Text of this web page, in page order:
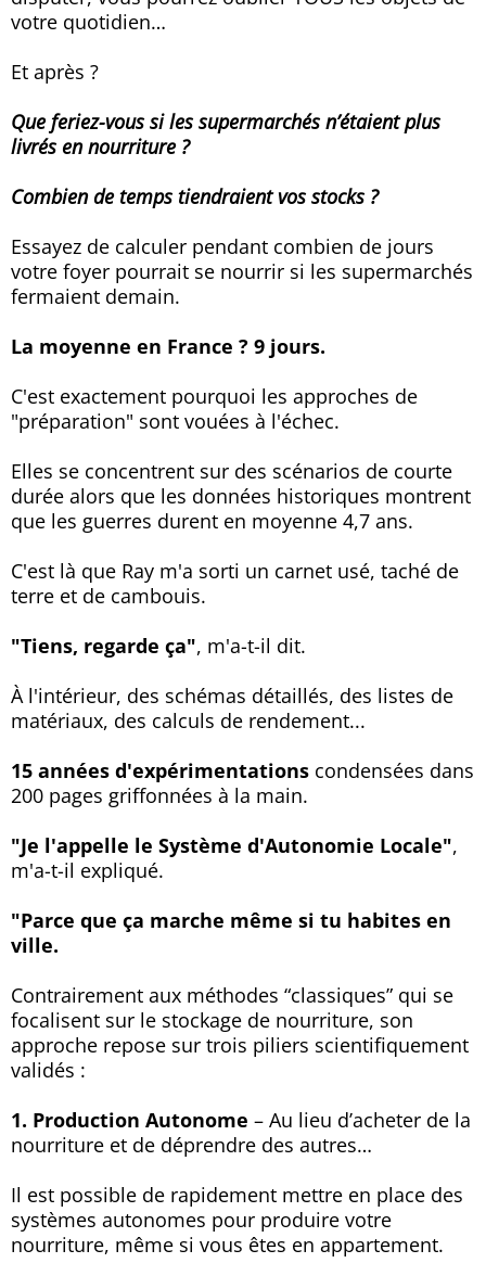
votre quotidien…
Et après ?
Que feriez-vous si les supermarchés n’étaient plus
livrés en nourriture ?
Combien de temps tiendraient vos stocks ?
Essayez de calculer pendant combien de jours
votre foyer pourrait se nourrir si les supermarchés
fermaient demain.
La moyenne en France ? 9 jours.
C'est exactement pourquoi les approches de
"préparation" sont vouées à l'échec.
Elles se concentrent sur des scénarios de courte
durée alors que les données historiques montrent
que les guerres durent en moyenne 4,7 ans.
C'est là que Ray m'a sorti un carnet usé, taché de
terre et de cambouis.
"Tiens, regarde ça", m'a-t-il dit.
À l'intérieur, des schémas détaillés, des listes de
matériaux, des calculs de rendement...
15 années d'expérimentations condensées dans
200 pages griffonnées à la main.
"Je l'appelle le Système d'Autonomie Locale",
m'a-t-il expliqué.
"Parce que ça marche même si tu habites en
ville.
Contrairement aux méthodes “classiques” qui se
focalisent sur le stockage de nourriture, son
approche repose sur trois piliers scientifiquement
validés :
1. Production Autonome – Au lieu d’acheter de la
nourriture et de déprendre des autres…
Il est possible de rapidement mettre en place des
systèmes autonomes pour produire votre
nourriture, même si vous êtes en appartement.